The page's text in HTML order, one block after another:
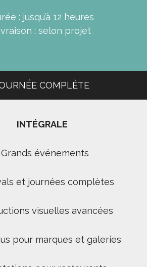
: jusqu’à 12 heures
: selon projet
COMPLÈTE
INTÉGRALE
Grands événements
et journées complètes
visuelles avancées
pour marques et galeries